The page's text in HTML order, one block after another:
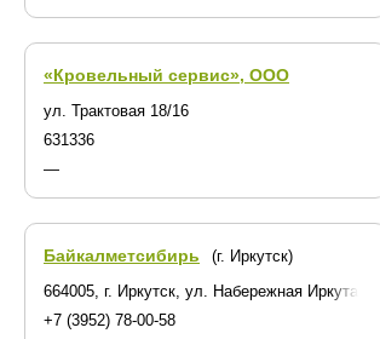
«Кровельный сервис», ООО
ул. Трактовая 18/16
631336
—
Байкалметсибирь
(г. Иркутск)
664005, г. Иркутск, ул. Набережная Иркута, 1А
+7 (3952) 78-00-58